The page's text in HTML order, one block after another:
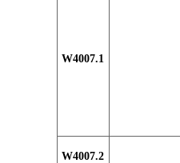
W4007.1
W4007.2